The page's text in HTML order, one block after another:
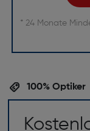
* 24 Monate
100% Optiker